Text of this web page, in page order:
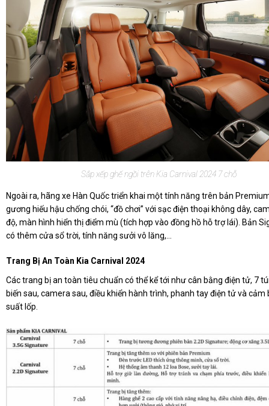
Sắp xếp ghế ngồi trên Kia Carnival 2024 7 chỗ
Ngoài ra, hãng xe Hàn Quốc triển khai một tính năng trên bản
gương hiếu hậu chống chói, “đồ chơi” với sạc điện thoại không dây,
độ, màn hình hiển thị điểm mù (tích hợp vào đồng hồ hỗ trợ lái). Bản
có thêm cửa sổ trời, tính năng sưởi vô lăng,...
Trang Bị An Toàn Kia Carnival 2024
Các trang bị an toàn tiêu chuẩn có thể kể tới như cân bằng điện tử, 7
biến sau, camera sau, điều khiển hành trình, phanh tay điện tử và cảm
suất lốp.